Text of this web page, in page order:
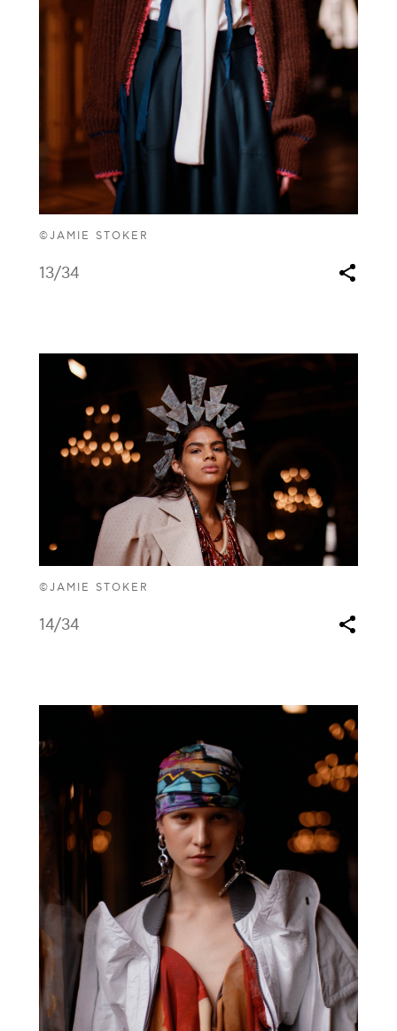
©JAMIE STOKER
13/34
©JAMIE STOKER
14/34